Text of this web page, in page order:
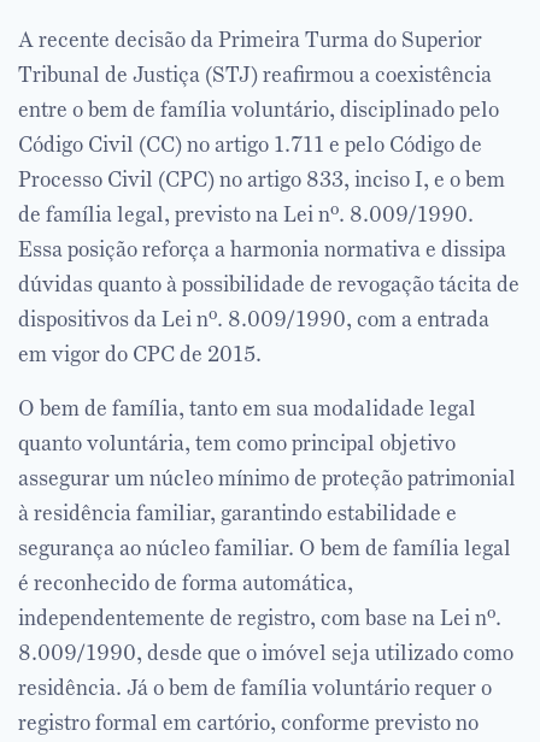
A recente decisão da Primeira Turma do Superior
Tribunal de Justiça (STJ) reafirmou a coexistência
entre o bem de família voluntário, disciplinado pelo
Código Civil (CC) no artigo 1.711 e pelo Código de
Processo Civil (CPC) no artigo 833, inciso I, e o bem
de família legal, previsto na Lei nº. 8.009/1990.
Essa posição reforça a harmonia normativa e dissipa
dúvidas quanto à possibilidade de revogação tácita de
dispositivos da Lei nº. 8.009/1990, com a entrada
em vigor do CPC de 2015.
O bem de família, tanto em sua modalidade legal
quanto voluntária, tem como principal objetivo
assegurar um núcleo mínimo de proteção patrimonial
à residência familiar, garantindo estabilidade e
segurança ao núcleo familiar. O bem de família legal
é reconhecido de forma automática,
independentemente de registro, com base na Lei nº.
8.009/1990, desde que o imóvel seja utilizado como
residência. Já o bem de família voluntário requer o
registro formal em cartório, conforme previsto no